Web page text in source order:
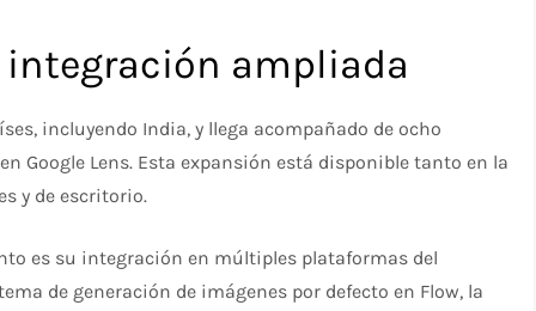
ampliada
incluyendo India, y llega acompañado de ocho
Google Lens. Esta expansión está disponible tanto en la
y de escritorio.
es su integración en múltiples plataformas del
de generación de imágenes por defecto en Flow, la